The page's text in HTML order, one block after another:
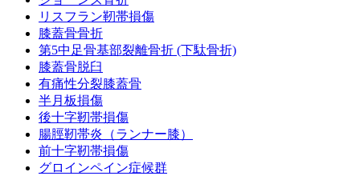
リスフラン靭帯損傷
膝蓋骨骨折
第5中足骨基部裂離骨折 (下駄骨折)
膝蓋骨脱臼
有痛性分裂膝蓋骨
半月板損傷
後十字靭帯損傷
腸脛靭帯炎（ランナー膝）
前十字靭帯損傷
グロインペイン症候群